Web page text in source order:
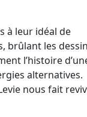
à leur idéal de
brûlant les
l’histoire
alternatives.
nous fait